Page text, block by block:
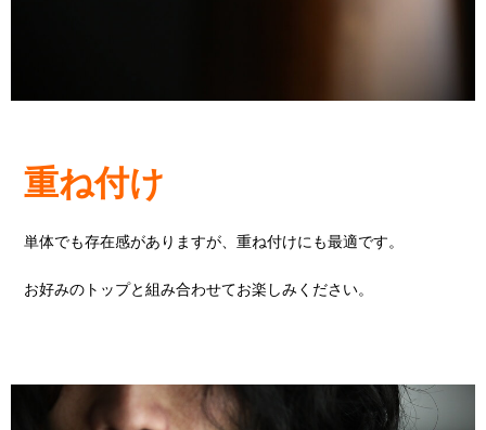
重ね付け
単体でも存在感がありますが、重ね付けにも最適です。
お好みのトップと組み合わせてお楽しみください。